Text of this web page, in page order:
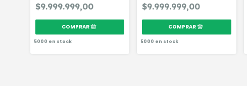
$9.999.999,00
5000 en stock
$9.999.999,00
5000 en stock